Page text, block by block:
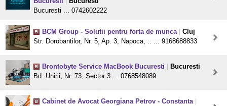
Bucuresti ... 0742602222
BCM Group - Solutii pentru forta de munca
Cluj
Str. Dorobantilor, Nr. 5, Ap. 3, Napoca, .. ... 9168688833
Brontobyte Service MacBook Bucuresti
Bucuresti
Bd. Unirii, Nr. 73, Sector 3 ... 0768548089
Cabinet de Avocat Georgiana Petrov - Constanta